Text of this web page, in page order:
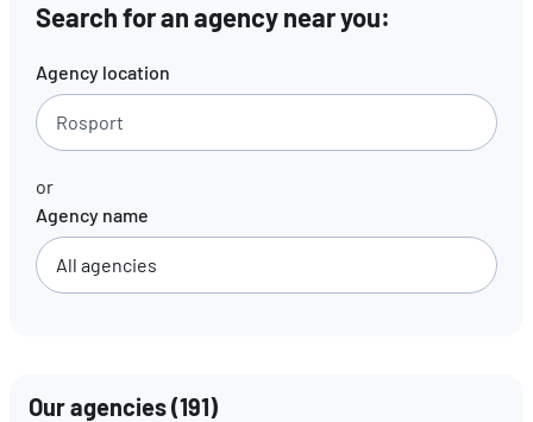
ENFRDE
Search for an agency near you:
Agency location
or
Agency name
Our agencies(191)